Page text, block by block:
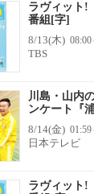
ラヴィット!
番組[字]
8/13(木)
TBS
川島・山内
ンケート『
8/14(金)
日本テレビ
ラヴィット!